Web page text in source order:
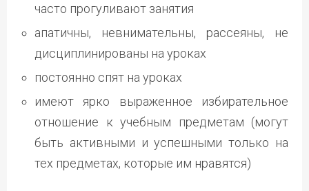
часто прогуливают занятия
апатичны, невнимательны, рассеяны, не
дисциплинированы на уроках
постоянно спят на уроках
имеют ярко выраженное избирательное
отношение к учебным предметам (могут
быть активными и успешными только на
тех предметах, которые им нравятся)